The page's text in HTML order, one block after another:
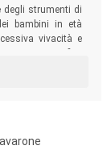
degli strumenti di
bambini in età
vivacità e